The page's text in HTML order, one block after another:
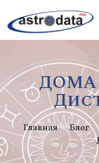
Главная Блог